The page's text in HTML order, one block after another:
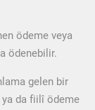
ödeme veya
ödenebilir.
gelen bir
ya da fiilî ödeme